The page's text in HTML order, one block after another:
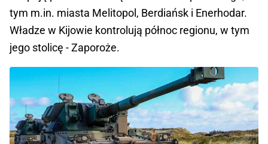
tym m.in. miasta Melitopol, Berdiańsk i Enerhodar.
Władze w Kijowie kontrolują północ regionu, w tym
jego stolicę - Zaporoże.